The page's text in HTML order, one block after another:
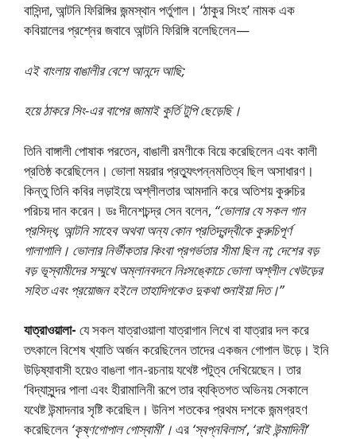
বাসিন্দা, আন্টনি ফিরিঙ্গির জন্মস্থান পর্তুগাল। ‘ঠাকুর সিংহ’ নামক এক
কবিয়ালের প্রশ্নের জবাবে আন্টনি ফিরিঙ্গি বলেছিলেন—
এই বাংলায় বাঙালীর বেশে আনন্দে আছি;
হয়ে ঠাকরে সিং-এর বাপের জামাই কুর্তি টুপি ছেড়েছি।
তিনি বাঙ্গালী পােষাক পরতেন, বাঙালী রমণীকে বিয়ে করেছিলেন এবং কালী
প্রতিষ্ঠ করেছিলেন। ভােলা ময়রার প্রত্যুৎপন্নমতিত্ব ছিল অসাধারণ।
কিন্তু তিনি কবির লড়াইয়ে অশ্লীলতার আমদানি করে অতিশয় কুরুচির
পরিচয় দান করেন। ডঃ দীনেশচন্দ্র সেন বলেন, “ভােলার যে সকল গান
প্রসিদ্ধ, আন্টনি সাহেব অথবা অন্য কোন প্রতিদ্বন্দ্বীকে কুরুচিপূর্ণ
গালাগালি। ভােলার নির্ভীকতার কিংবা প্রগৰ্ভতার সীমা ছিল না; দেশের বড়
বড় ভূস্বামীদের সম্মুখে অম্লানবদনে নিঃসঙ্কোচে ভােলা অশ্লীল খেউড়ের
সহিত এবং প্রয়ােজন হইলে তাহাদিগকেও দুকথা শুনাইয়া দিত।”
যাত্রাওয়ালা- যে সকল যাত্রাওয়ালা যাত্রাগান লিখে বা যাত্রার দল করে
তৎকালে বিশেষ খ্যাতি অর্জন করেছিলেন তাদের একজন গোপাল উড়ে। ইনি
উড়িষ্যাবাসী হয়েও বাঙলা গান-রচনায় যথেষ্ট পটুত্ব দেখিয়েছেন। তার
‘বিদ্যাসুন্দর পালা এবং হীরামালিনী রূপে তার ব্যক্তিগত অভিনয় সেকালে
যথেষ্ট উন্মাদনার সৃষ্টি করেছিল। উনিশ শতকের প্রথম দশকে জন্মগ্রহণ
করেছিলেন ‘কৃষ্ণগােপাল গােস্বামী’। এর ‘স্বপ্নবিলাস’, ‘রাই উন্মাদিনী’